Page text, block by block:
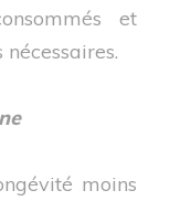
et
moins